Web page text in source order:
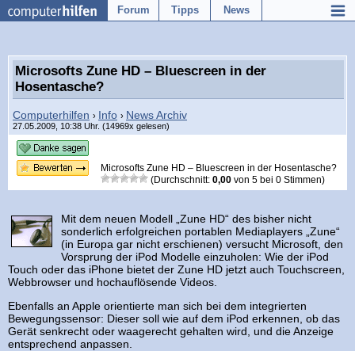
Forum Tipps News
Microsofts Zune HD – Bluescreen in der
Hosentasche?
Computerhilfen › Info › News Archiv
27.05.2009, 10:38 Uhr. (14969x gelesen)
Microsofts Zune HD – Bluescreen in der Hosentasche?
(Durchschnitt: 0,00 von 5 bei 0 Stimmen)
Mit dem neuen Modell „Zune HD“ des bisher nicht
sonderlich erfolgreichen portablen Mediaplayers „Zune“
(in Europa gar nicht erschienen) versucht Microsoft, den
Vorsprung der iPod Modelle einzuholen: Wie der iPod
Touch oder das iPhone bietet der Zune HD jetzt auch Touchscreen,
Webbrowser und hochauflösende Videos.
Ebenfalls an Apple orientierte man sich bei dem integrierten
Bewegungssensor: Dieser soll wie auf dem iPod erkennen, ob das
Gerät senkrecht oder waagerecht gehalten wird, und die Anzeige
entsprechend anpassen.